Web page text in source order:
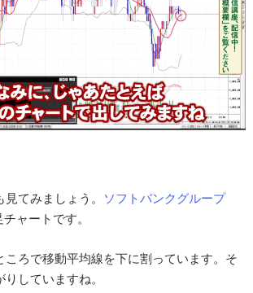
てみましょう。 ソフトバンクグループ
ャートです。
ころで移動平均線を下に割っています。そ
していますね。